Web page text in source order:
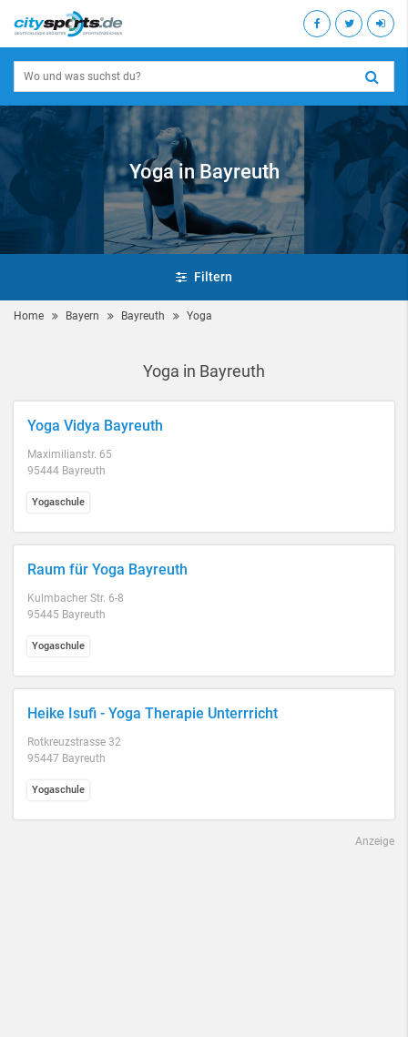
Yoga in Bayreuth
Filtern
Home Bayern Bayreuth Yoga
Yoga in Bayreuth
Yoga Vidya Bayreuth
Maximilianstr. 65
95444 Bayreuth
Yogaschule
Raum für Yoga Bayreuth
Kulmbacher Str. 6-8
95445 Bayreuth
Yogaschule
Heike Isufi - Yoga Therapie Unterrricht
Rotkreuzstrasse 32
95447 Bayreuth
Yogaschule
Anzeige